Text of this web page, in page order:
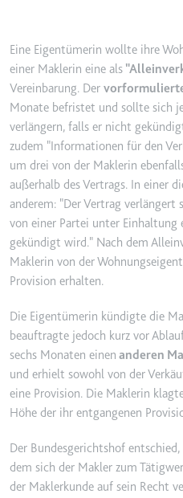
und das
zu senden.
über
hinweg.
Ablauf:
2 Jahre
Typ:
HTTP-
_ga_#
Anbieter:
Zweck:
Wird
zu senden.
über
hinweg.
Ablauf:
2 Jahre
HTTP-
_gcl_au
Anbieter:
smartlaw.de
Ablauf:
180 Tage
Typ:
HTTP-
YSC
Anbieter:
Zweck:
Registriert
Statistiken
YouTube,
gesehen
Ablauf:
Sitzung
Typ:
Eine Eigentümerin wollte ihre
einer Maklerin eine als
Vereinbarung. Der
Monate befristet und sollte sich
verlängern, falls er nicht
zudem "Informationen für den
um drei von der Maklerin
außerhalb des Vertrags. In einer
anderem: "Der Vertrag
von einer Partei unter Einhaltung
gekündigt wird." Nach dem
Maklerin von der
Provision erhalten.
Die Eigentümerin kündigte die
beauftragte jedoch kurz vor
sechs Monaten einen anderen
und erhielt sowohl von der
eine Provision. Die Maklerin
Höhe der ihr entgangenen
Der Bundesgerichtshof
dem sich der Makler zum
der Maklerkunde auf sein Recht